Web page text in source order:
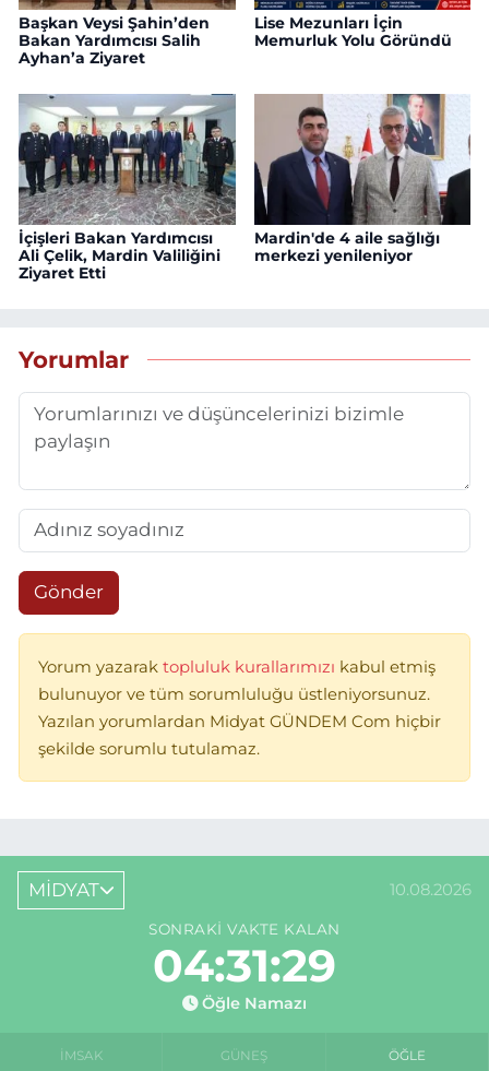
Başkan Veysi Şahin’den
Bakan Yardımcısı Salih
Ayhan’a Ziyaret
Lise Mezunları İçin
Memurluk Yolu Göründü
İçişleri Bakan Yardımcısı
Ali Çelik, Mardin Valiliğini
Ziyaret Etti
Mardin'de 4 aile sağlığı
merkezi yenileniyor
Yorumlar
Gönder
Yorum yazarak topluluk kurallarımızı kabul etmiş
bulunuyor ve tüm sorumluluğu üstleniyorsunuz.
Yazılan yorumlardan Midyat GÜNDEM Com hiçbir
şekilde sorumlu tutulamaz.
MİDYAT 10.08.2026
SONRAKI VAKTE KALAN
04:31:29
Öğle Namazı
İMSAK GÜNEŞ ÖĞLE